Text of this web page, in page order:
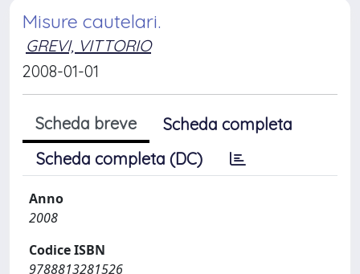
Misure cautelari.
GREVI, VITTORIO
2008-01-01
Scheda breve
Scheda completa
Scheda completa (DC)
Anno
2008
Codice ISBN
9788813281526